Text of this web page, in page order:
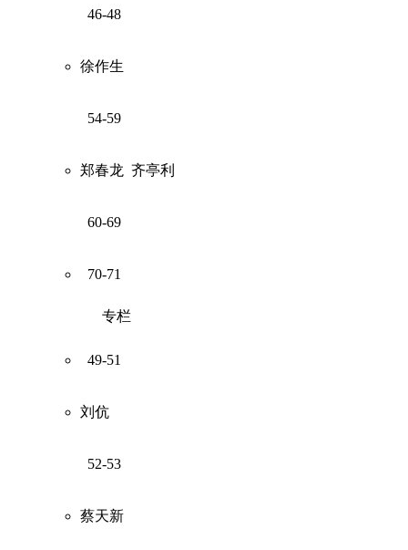
46-48
徐作生
54-59
郑春龙 齐亭利
60-69
70-71
专栏
49-51
刘伉
52-53
蔡天新